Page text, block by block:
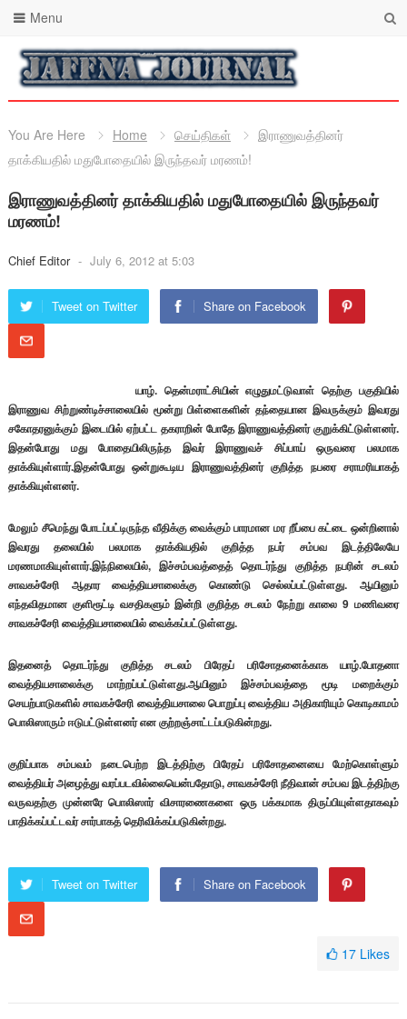
Menu
You Are Here Home செய்திகள்
இராணுவத்தினர்
தாக்கியதில் மதுபோதையில் இருந்தவர் மரணம்!
இராணுவத்தினர் தாக்கியதில் மதுபோதையில் இருந்தவர்
மரணம்!
Chief Editor - July 6, 2012 at 5:03
Tweet on Twitter Share on Facebook
யாழ். தென்மராட்சியின் எழுதுமட்டுவாள் தெற்கு பகுதியில்
இராணுவ சிற்றுண்டிச்சாலையில் மூன்று பிள்ளைகளின் தந்தையான இவருக்கும் இவரது
சகோதரனுக்கும் இடையில் ஏற்பட்ட தகராறின் போதே இராணுவத்தினர் குறுக்கிட்டுள்ளனர்.
இதன்போது மது போதையிலிருந்த இவர் இராணுவச் சிப்பாய் ஒருவரை பலமாக
தாக்கியுள்ளார்.இதன்போது ஒன்றுகூடிய இராணுவத்தினர் குறித்த நபரை சராமரியாகத்
தாக்கியுள்ளனர்.
மேலும் சீமெந்து போடப்பட்டிருந்த வீதிக்கு வைக்கும் பாரமான மர றீப்பை கட்டை ஒன்றினால்
இவரது தலையில் பலமாக தாக்கியதில் குறித்த நபர் சம்பவ இடத்திலேயே
மரணமாகியுள்ளார்.இந்நிலையில், இச்சம்பவத்தைத் தொடர்ந்து குறித்த நபரின் சடலம்
சாவகச்சேரி ஆதார வைத்தியசாலைக்கு கொண்டு செல்லப்பட்டுள்ளது. ஆயினும்
எந்தவிதமான குளிரூட்டி வசதிகளும் இன்றி குறித்த சடலம் நேற்று காலை 9 மணிவரை
சாவகச்சேரி வைத்தியசாலையில் வைக்கப்பட்டுள்ளது.
இதனைத் தொடர்ந்து குறித்த சடலம் பிரேதப் பரிசோதனைக்காக யாழ்.போதனா
வைத்தியசாலைக்கு மாற்றப்பட்டுள்ளது.ஆயினும் இச்சம்பவத்தை மூடி மறைக்கும்
செயற்பாடுகளில் சாவகச்சேரி வைத்தியசாலை பொறுப்பு வைத்திய அதிகாரியும் கொடிகாமம்
பொலிஸாரும் ஈடுபட்டுள்ளனர் என குற்றஞ்சாட்டப்படுகின்றது.
குறிப்பாக சம்பவம் நடைபெற்ற இடத்திற்கு பிரேதப் பரிசோதனையை மேற்கொள்ளும்
வைத்தியர் அழைத்து வரப்படவில்லையென்பதோடு, சாவகச்சேரி நீதிவான் சம்பவ இடத்திற்கு
வருவதற்கு முன்னரே பொலிஸார் விசாரணைகளை ஒரு பக்கமாக திருப்பியுள்ளதாகவும்
பாதிக்கப்பட்டவர் சார்பாகத் தெரிவிக்கப்படுகின்றது.
Tweet on Twitter Share on Facebook
17 Likes